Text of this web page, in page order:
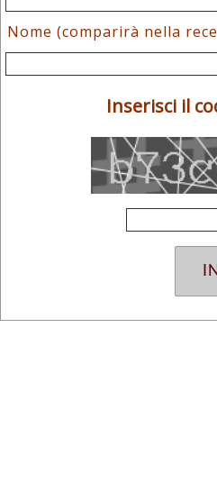
Nome (comparirà nella
Inserisci il